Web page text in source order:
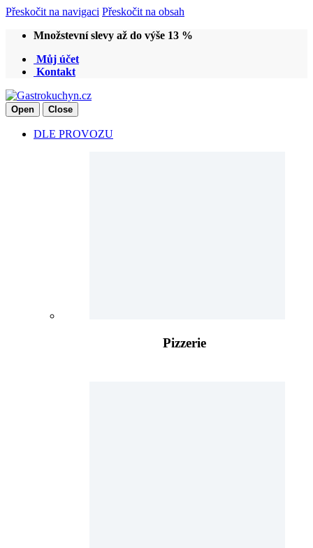
Přeskočit na navigaci Přeskočit na obsah
Množstevní slevy až do výše 13 %
Můj účet
Kontakt
Open Close
DLE PROVOZU
Pizzerie